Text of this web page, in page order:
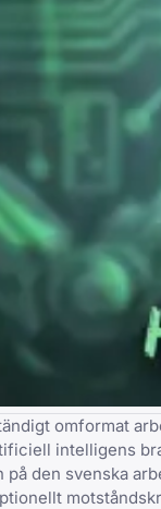
omformat
intelligens
den svenska